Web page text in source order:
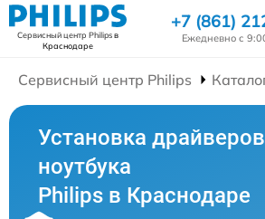
Сервисный центр Philipsв
Краснодаре
+7 (861)
Ежедневно с
Сервисный центр Philips
Установка
ноутбука
Philips в Краснодаре